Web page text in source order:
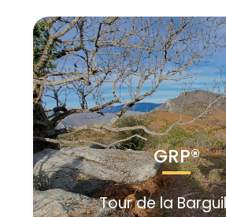
GRP®
Tour de la